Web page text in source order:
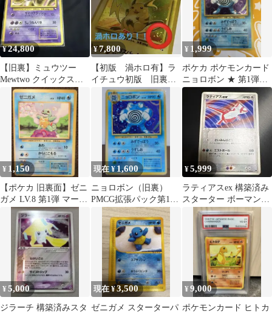
¥24,800
【旧裏】ミュウツー
Mewtwo クイックスタ
ーターギフト マークな
¥7,800
【初版 渦ホロ有】ラ
イチュウ初版 旧裏マ
ークなしPMCG第3弾ス
ターターパック
¥ 1,999
ポケカ ポケモンカード
ニョロボン ★ 第1弾拡
張パック
¥ 1,150
【ポケカ 旧裏面】ゼニ
ガメ LV.8 第1弾 マーク
あり Squirtle
現在 ¥1,600
ニョロボン（旧裏）
PMCG拡張パック第1弾
うずまきホロ 傷有り品
ポケカ
¥5,999
ラティアスex 構築済み
スターター ボーマンダ
デッキ 012/019
¥5,000
ジラーチ 構築済みスタ
現在 ¥3,500
ゼニガメ スターターパ
¥9,000
ポケモンカード ヒトカ